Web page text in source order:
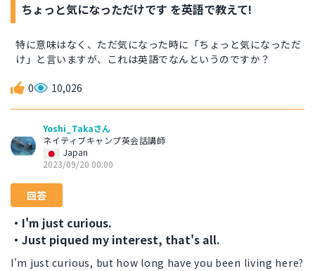
ちょっと気になっただけです を英語で教えて!
特に意味はなく、ただ気になった時に「ちょっと気になっただ
け」と言いますが、これは英語でなんというのですか？
0 10,026
Yoshi_Takaさん
ネイティブキャンプ英会話講師
Japan
2023/09/20 00:00
回答
・I'm just curious.
・Just piqued my interest, that's all.
I'm just curious, but how long have you been living here?